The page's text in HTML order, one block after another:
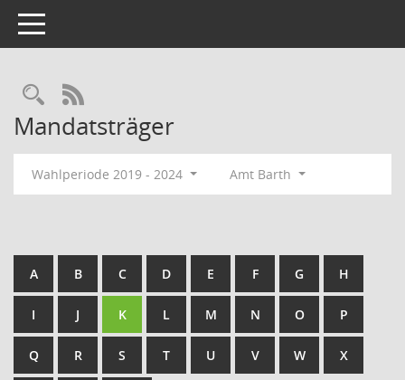
Toggle navigation
Rechercheauswahl
RSS-Feed
Mandatsträger
Wahlperiode 2019 - 2024 Amt Barth
A B C D E F G H
I J K L M N O P
Q R S T U V W X